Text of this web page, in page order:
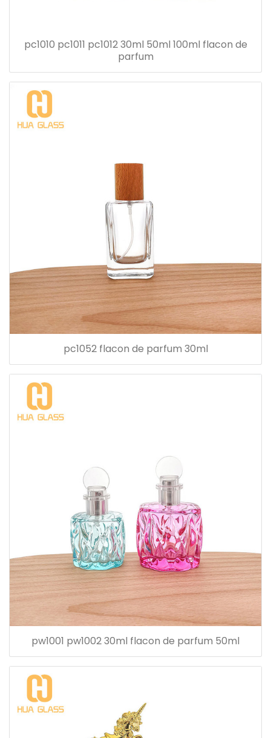
pc1010 pc1011 pc1012 30ml 50ml 100ml flacon de
parfum
pc1052 flacon de parfum 30ml
pw1001 pw1002 30ml flacon de parfum 50ml